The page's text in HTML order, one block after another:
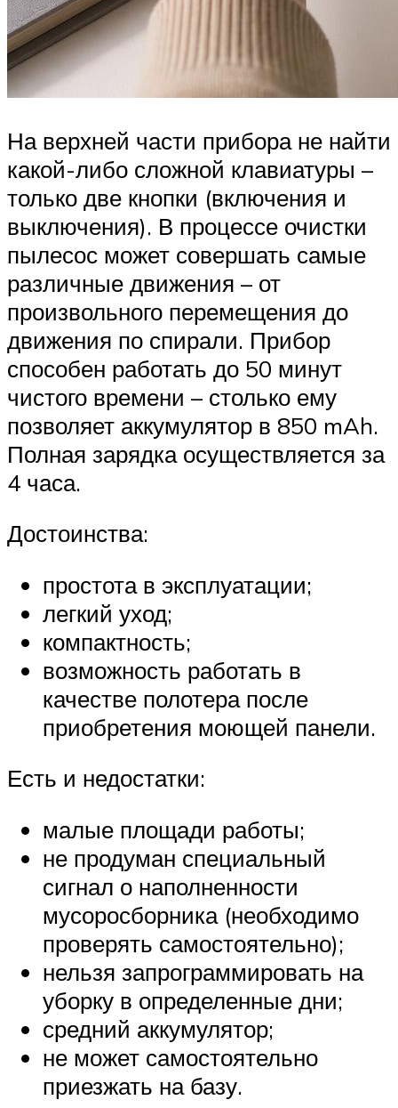
На верхней части прибора не найти
какой-либо сложной клавиатуры –
только две кнопки (включения и
выключения). В процессе очистки
пылесос может совершать самые
различные движения – от
произвольного перемещения до
движения по спирали. Прибор
способен работать до 50 минут
чистого времени – столько ему
позволяет аккумулятор в 850 mAh.
Полная зарядка осуществляется за
4 часа.
Достоинства:
простота в эксплуатации;
легкий уход;
компактность;
возможность работать в
качестве полотера после
приобретения моющей панели.
Есть и недостатки:
малые площади работы;
не продуман специальный
сигнал о наполненности
мусоросборника (необходимо
проверять самостоятельно);
нельзя запрограммировать на
уборку в определенные дни;
средний аккумулятор;
не может самостоятельно
приезжать на базу.